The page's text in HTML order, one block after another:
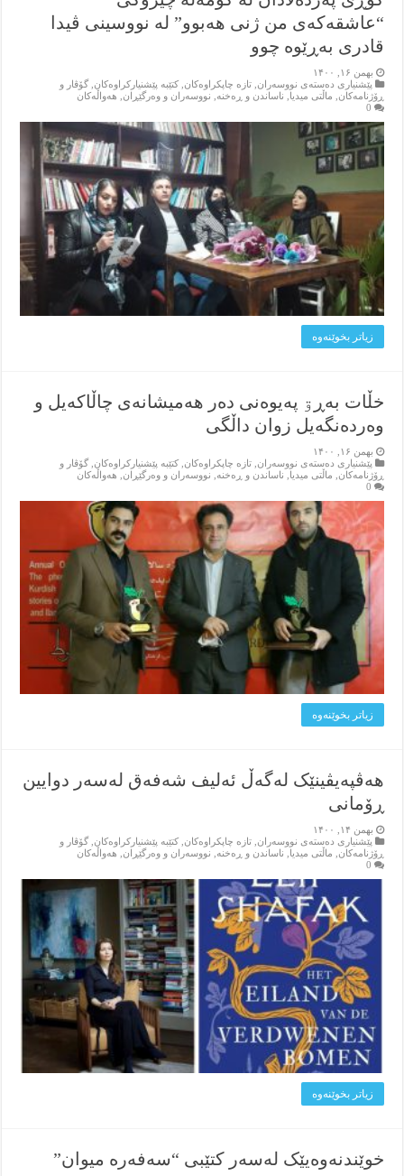
“عاشقەکەی من ژنی هەبوو” لە نووسینی ڤیدا
قادری بەڕێوە چوو
بهمن ۱۶, ۱۴۰۰
پێشنیاری ده‌سته‌ی نووسه‌ران ,تازه‌ چاپکراوه‌کان ,کتێبه‌ پێشنیارکراوه‌کان ,گۆڤار و
ڕۆژنامه‌کان
ماڵتی میدیا ناساندن و ڕه‌خنه‌ نووسه‌ران و وه‌رگێڕان
هه‌واڵه‌کان
0
زیاتر بخوێنه‌وه‌
خڵات بەڕۊ پەیوەنی دەر هەمیشانەی چاڵاکەیل و
وەردەنگەیل زوان داڵگی
بهمن ۱۶, ۱۴۰۰
پێشنیاری ده‌سته‌ی نووسه‌ران ,تازه‌ چاپکراوه‌کان ,کتێبه‌ پێشنیارکراوه‌کان ,گۆڤار و
ڕۆژنامه‌کان
ماڵتی میدیا ناساندن و ڕه‌خنه‌ نووسه‌ران و وه‌رگێڕان
هه‌واڵه‌کان
0
زیاتر بخوێنه‌وه‌
هەڤپەیڤینێک لەگەڵ ئەلیف شەفەق لەسەر دوایین
ڕۆمانی
بهمن ۱۴, ۱۴۰۰
پێشنیاری ده‌سته‌ی نووسه‌ران,تازه‌ چاپکراوه‌کان,کتێبه‌ پێشنیارکراوه‌کان,گۆڤار و
ڕۆژنامه‌کان, ماڵتی میدیا, ناساندن و ڕه‌خنه‌, نووسه‌ران و وه‌رگێڕان, هه‌واڵه‌کان
0
زیاتر بخوێنه‌وه‌
خوێندنەوەیێک لەسەر کتێبی “سەفەرە میوان”